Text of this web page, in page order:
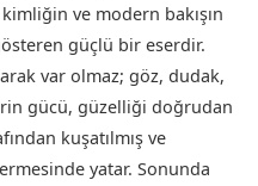
ve modern bakışın
güçlü bir eserdir.
var olmaz; göz, dudak,
gücü, güzelliği doğrudan
kuşatılmış ve
yatar. Sonunda